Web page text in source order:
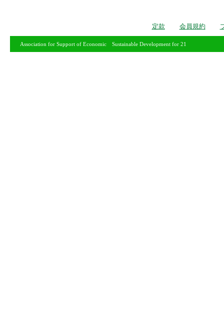
定款 会員規約
Association for Support of Economic Sustainable Development for 21